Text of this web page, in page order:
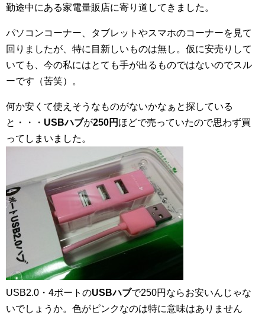
勤途中にある家電量販店に寄り道してきました。
パソコンコーナー、タブレットやスマホのコーナーを見て
回りましたが、特に目新しいものは無し。仮に安売りして
いても、今の私にはとても手が出るものではないのでスル
ーです（苦笑）。
何か安くて使えそうなものがないかなぁと探している
と・・・ USBハブが250円 ほどで売っていたので思わず買
ってしまいました。
USB2.0・4ポートのUSBハブで250円ならお安いんじゃな
いでしょうか。色がピンクなのは特に意味はありません